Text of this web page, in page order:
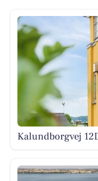
Kalundborgvej